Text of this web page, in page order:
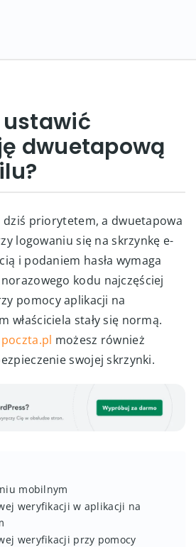
dwuetapową
dziś priorytetem, a dwuetapowa
logowaniu się na skrzynkę e-
i podaniem hasła wymaga
kodu najczęściej
pomocy aplikacji na
właściciela stały się normą.
możesz również
swojej skrzynki.
mobilnym
weryfikacji w aplikacji na
weryfikacji przy pomocy